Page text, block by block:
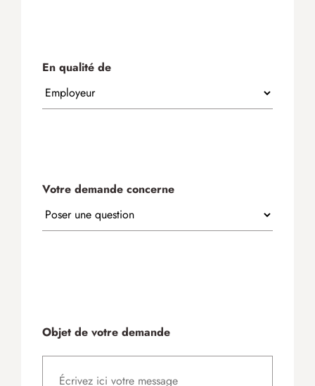
En qualité de
Votre demande concerne
Objet de votre demande